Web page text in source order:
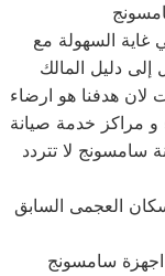
غاية السهولة مع
دليل المالك
لان هدفنا هو ارضاء
و مراكز خدمة صيانة
سامسونج لا تتردد
العجمى السابق
سامسونج